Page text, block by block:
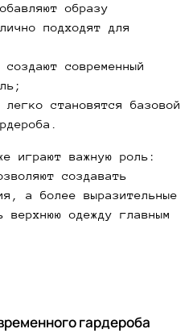
образу
подходят для
современный
легко становятся базовой
играют важную роль:
создавать
а более выразительные
верхнюю одежду главным
гардероба